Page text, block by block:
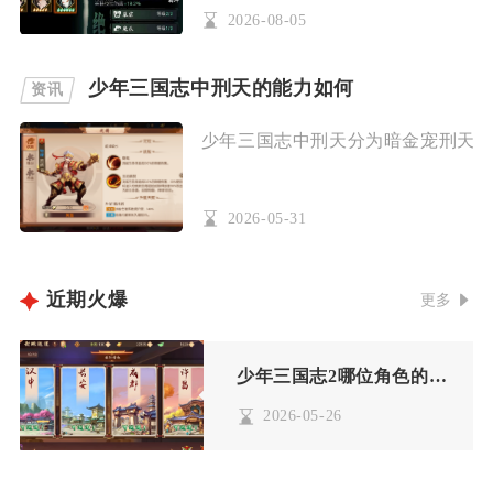
2026-08-05
资讯 少年三国志中刑天的能力如何
少年三国志中刑天分为暗金宠刑天
2026-05-31
近期火爆 更多
少年三国志2哪位角色的化身厉害
2026-05-26